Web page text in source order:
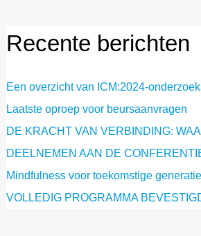
Recente berichten
Een overzicht van ICM:2024-
Laatste oproep voor beursaanvragen
DE KRACHT VAN VERBINDING:
DEELNEMEN AAN DE
Mindfulness voor toekomstige
VOLLEDIG PROGRAMMA